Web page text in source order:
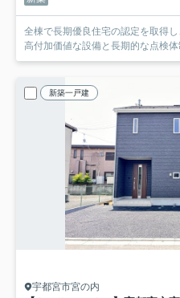
全棟で長期優良住宅の認定を取得
高付加価値な設備と長期的な点検
新築一戸建
宇都宮市宮の内